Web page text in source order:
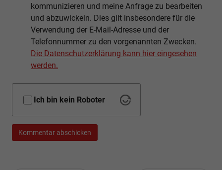
kommunizieren und meine Anfrage zu bearbeiten
und abzuwickeln. Dies gilt insbesondere für die
Verwendung der E-Mail-Adresse und der
Telefonnummer zu den vorgenannten Zwecken.
Die Datenschutzerklärung kann hier eingesehen
werden.
Ich bin kein Roboter
Kommentar abschicken